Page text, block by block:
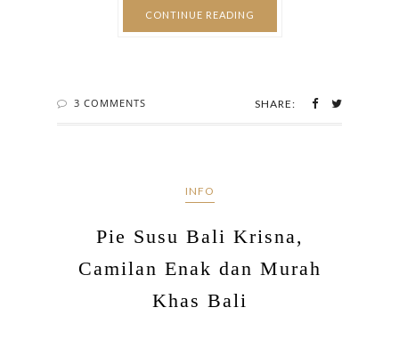
CONTINUE READING
3 COMMENTS SHARE:
INFO
Pie Susu Bali Krisna,
Camilan Enak dan Murah
Khas Bali